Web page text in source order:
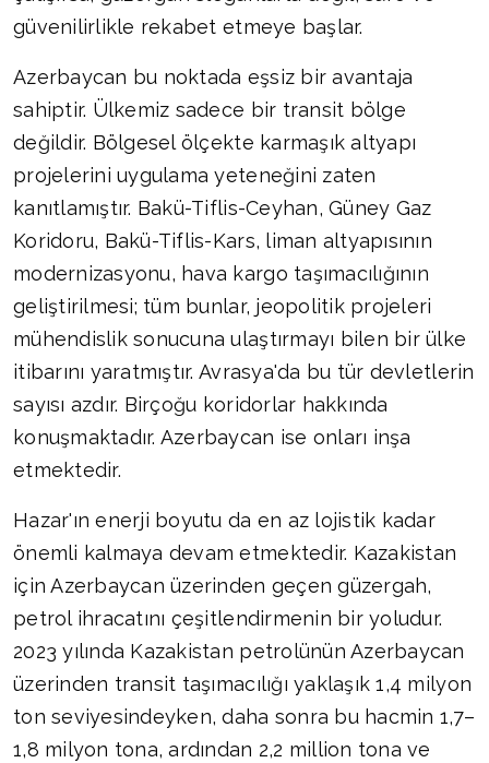
güvenilirlikle rekabet etmeye başlar.
Azerbaycan bu noktada eşsiz bir avantaja
sahiptir. Ülkemiz sadece bir transit bölge
değildir. Bölgesel ölçekte karmaşık altyapı
projelerini uygulama yeteneğini zaten
kanıtlamıştır. Bakü-Tiflis-Ceyhan, Güney Gaz
Koridoru, Bakü-Tiflis-Kars, liman altyapısının
modernizasyonu, hava kargo taşımacılığının
geliştirilmesi; tüm bunlar, jeopolitik projeleri
mühendislik sonucuna ulaştırmayı bilen bir ülke
itibarını yaratmıştır. Avrasya'da bu tür devletlerin
sayısı azdır. Birçoğu koridorlar hakkında
konuşmaktadır. Azerbaycan ise onları inşa
etmektedir.
Hazar'ın enerji boyutu da en az lojistik kadar
önemli kalmaya devam etmektedir. Kazakistan
için Azerbaycan üzerinden geçen güzergah,
petrol ihracatını çeşitlendirmenin bir yoludur.
2023 yılında Kazakistan petrolünün Azerbaycan
üzerinden transit taşımacılığı yaklaşık 1,4 milyon
ton seviyesindeyken, daha sonra bu hacmin 1,7–
1,8 milyon tona, ardından 2,2 million tona ve